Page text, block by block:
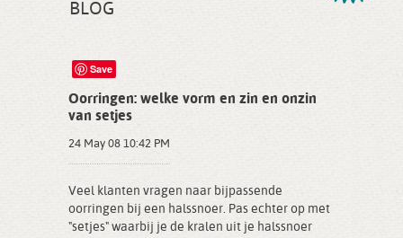
BLOG
Save
Oorringen: welke vorm en zin en onzin
van setjes
24 May 08 10:42 PM
Veel klanten vragen naar bijpassende
oorringen bij een halssnoer. Pas echter op met
"setjes" waarbij je de kralen uit je halssnoer